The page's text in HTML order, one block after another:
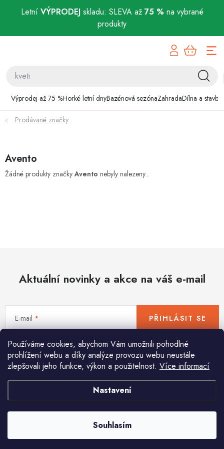
Letní VÝPRODEJskladu: SLEVA až 75 % na vybrané
produkty
Používáme cookies, abychom Vám umožnili pohodlné
prohlížení webu a díky analýze provozu webu neustále
zlepšovali jeho funkce, výkon a použitelnost. Více informací
Nastavení
Souhlasím
Výprodej až 75 %Horké letní dnyBazénová sezónaZahradaDílna a stavba
Bazénová sezóna
Zahrada
Domácnost
Novinky
World Cleanup Day
Akční ceny
Půjčovna Kontaktuje nás
Obchodní podmínky
Vrácení a reklamace
Podmínky ochrany osobních údajů
Obchodní podmínky pro podnikatele
Způsob doručení a platby
Zásady používání cookies
Prodávané značky
Avento
Žádné produkty značkyAvento nebyly nalezeny...
Aktuální novinky a akce na váš e-mail
E-mail
Vložením e-mailu souhlasíte spodmínkami ochrany osobních údajů
PŘIHLÁSIT SE
Pomůžeme vám s výběrem
Potřebujete s něčím poradit? Jsme tu pro vás!
info@huka.cz